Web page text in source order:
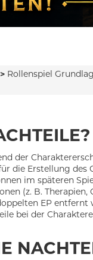
Rollenspiel
der
die Erstellung des
im späteren
(z. B. Therapien,
EP entfernt
bei der